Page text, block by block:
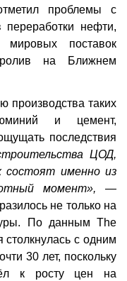
проблемы с
переработки нефти,
мировых поставок
на Ближнем
производства таких
и цемент,
последствия
ЦОД,
состоят именно из
момент», —
не только на
По данным The
столкнулась с одним
30 лет, поскольку
к росту цен на